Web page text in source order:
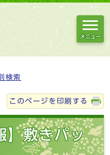
メニュー
検索
このページを印刷する
】敷きパッ